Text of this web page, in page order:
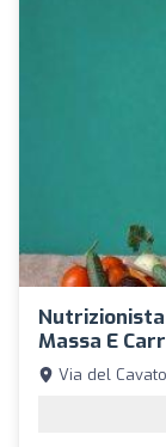
Massa E
Via del